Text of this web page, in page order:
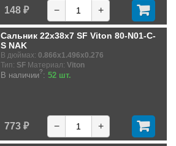
148 ₽ − +
Сальник 22x38x7 SF Viton 80-N01-C-
S NAK
В дюймах: 0.866x1.496x0.276
Тип: SF Материал: Viton
В наличии?: 52 шт.
773 ₽ − +